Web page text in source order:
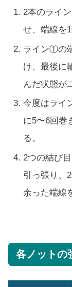
2本のライ
せ、端線を
ライン①の
け、最後に
んだ状態が
今度はライ
に5〜6回巻
る。
2つの結び
引っ張り、
余った端線
各ノットの